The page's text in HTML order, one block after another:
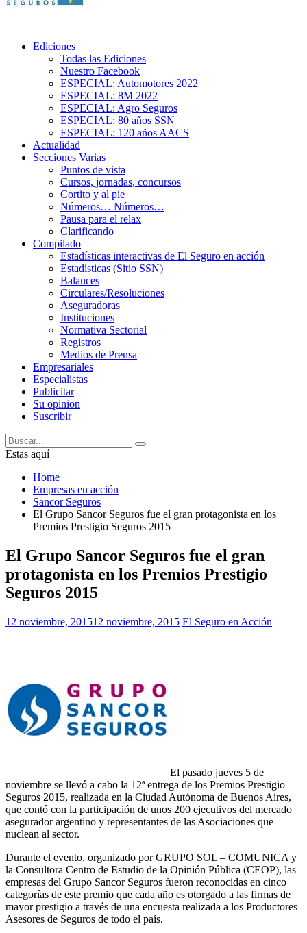
Ediciones
Todas las Ediciones
Nuestro Facebook
ESPECIAL: Automotores 2022
ESPECIAL: 8M 2022
ESPECIAL: Agro Seguros
ESPECIAL: 80 años SSN
ESPECIAL: 120 años AACS
Actualidad
Secciones Varias
Puntos de vista
Cursos, jornadas, concursos
Cortito y al pie
Números… Números…
Pausa para el relax
Clarificando
Compilado
Estadísticas interactivas de El Seguro en acción
Estadísticas (Sitio SSN)
Balances
Circulares/Resoluciones
Aseguradoras
Instituciones
Normativa Sectorial
Registros
Medios de Prensa
Empresariales
Especialistas
Publicitar
Su opinion
Suscribir
Estas aquí
Home
Empresas en acción
Sancor Seguros
El Grupo Sancor Seguros fue el gran protagonista en los
Premios Prestigio Seguros 2015
El Grupo Sancor Seguros fue el gran
protagonista en los Premios Prestigio
Seguros 2015
12 noviembre, 201512 noviembre, 2015 El Seguro en Acción
El pasado jueves 5 de
noviembre se llevó a cabo la 12ª entrega de los Premios Prestigio
Seguros 2015, realizada en la Ciudad Autónoma de Buenos Aires,
que contó con la participación de unos 200 ejecutivos del mercado
asegurador argentino y representantes de las Asociaciones que
nuclean al sector.
Durante el evento, organizado por GRUPO SOL – COMUNICA y
la Consultora Centro de Estudio de la Opinión Pública (CEOP), las
empresas del Grupo Sancor Seguros fueron reconocidas en cinco
categorías de este premio que cada año es otorgado a las firmas de
mayor prestigio a través de una encuesta realizada a los Productores
Asesores de Seguros de todo el país.